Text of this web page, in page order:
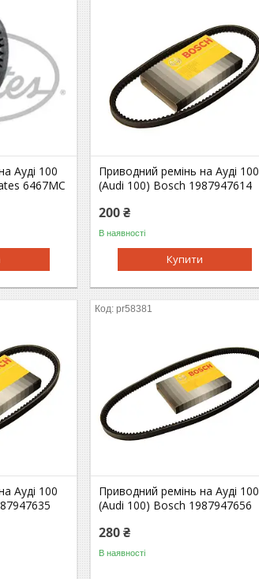
Ауді 100
6467MC
Приводний ремінь на Ауді 100
(Audi 100) Bosch 1987947614
200 ₴
В наявності
Купити
Ауді 100
pr58381
Приводний ремінь на Ауді 100
(Audi 100) Bosch 1987947656
280 ₴
В наявності